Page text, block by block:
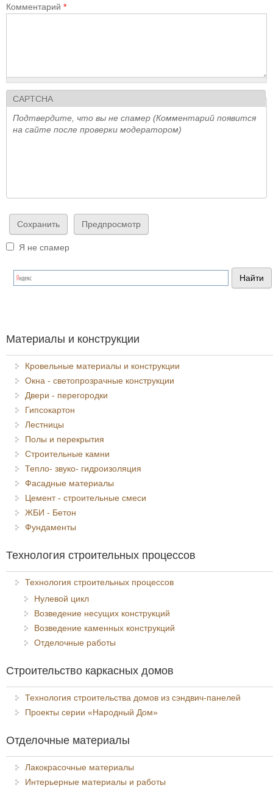
Комментарий *
CAPTCHA
Подтвердите, что вы не спамер (Комментарий появится
на сайте после проверки модератором)
Я не спамер
Я спамер
Материалы и конструкции
Кровельные материалы и конструкции
Окна - светопрозрачные конструкции
Двери - перегородки
Гипсокартон
Лестницы
Полы и перекрытия
Строительные камни
Тепло- звуко- гидроизоляция
Фасадные материалы
Цемент - строительные смеси
ЖБИ - Бетон
Фундаменты
Технология строительных процессов
Технология строительных процессов
Нулевой цикл
Возведение несущих конструкций
Возведение каменных конструкций
Отделочные работы
Строительство каркасных домов
Технология строительства домов из сэндвич-панелей
Проекты серии «Народный Дом»
Отделочные материалы
Лакокрасочные материалы
Интерьерные материалы и работы